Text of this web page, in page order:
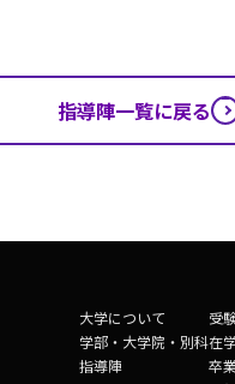
指導陣一覧に戻る
大学について
学部・大学院・別科
指導陣
受
在
卒